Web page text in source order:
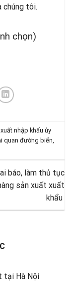
chúng tôi.
chọn)
nhập khẩu ủy
quan đường biển
báo, làm thủ tục
sản xuất xuất
khẩu
tại Hà Nội